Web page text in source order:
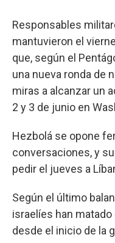
Responsables
mantuvieron el
que, según el
una nueva ronda de
miras a alcanzar un
2 y 3 de junio en
Hezbolá se opone
conversaciones, y
pedir el jueves a
Según el último
israelíes han matado
desde el inicio de la